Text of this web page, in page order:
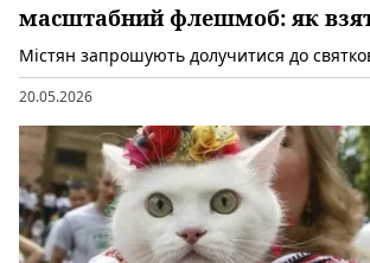
масштабний флешмоб: як
Містян запрошують долучитися до
20.05.2026